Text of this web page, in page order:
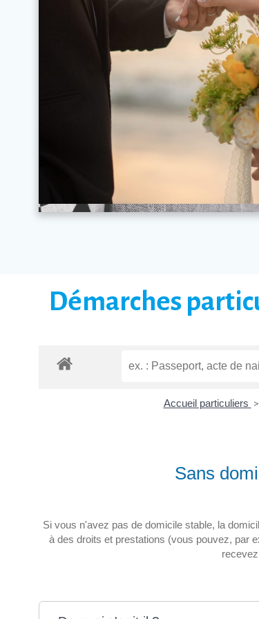
Démarches
Accueil particuliers >
Sans
Si vous n'avez pas de domicile stable, la
à des droits et prestations (vous pouvez, par